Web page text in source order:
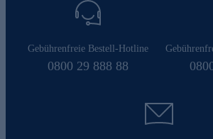
Gebührenfreie Bestell-Hotline
0800 29 888 88